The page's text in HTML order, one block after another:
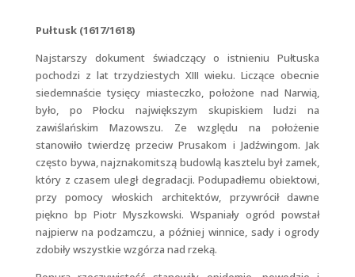
Pułtusk (1617/1618)
Najstarszy dokument świadczący o istnieniu Pułtuska
pochodzi z lat trzydziestych XIII wieku. Liczące obecnie
siedemnaście tysięcy miasteczko, położone nad Narwią,
było, po Płocku największym skupiskiem ludzi na
zawiślańskim Mazowszu. Ze względu na położenie
stanowiło twierdzę przeciw Prusakom i Jadźwingom. Jak
często bywa, najznakomitszą budowlą kasztelu był zamek,
który z czasem uległ degradacji. Podupadłemu obiektowi,
przy pomocy włoskich architektów, przywrócił dawne
piękno bp Piotr Myszkowski. Wspaniały ogród powstał
najpierw na podzamczu, a później winnice, sady i ogrody
zdobiły wszystkie wzgórza nad rzeką.